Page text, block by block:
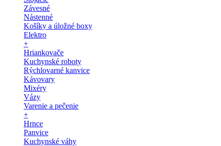
Závesné
Nástenné
Košíky a úložné boxy
Elektro
+
Hriankovače
Kuchynské roboty
Rýchlovarné kanvice
Kávovary
Mixéry
Vázy
Varenie a pečenie
+
Hrnce
Panvice
Kuchynské váhy